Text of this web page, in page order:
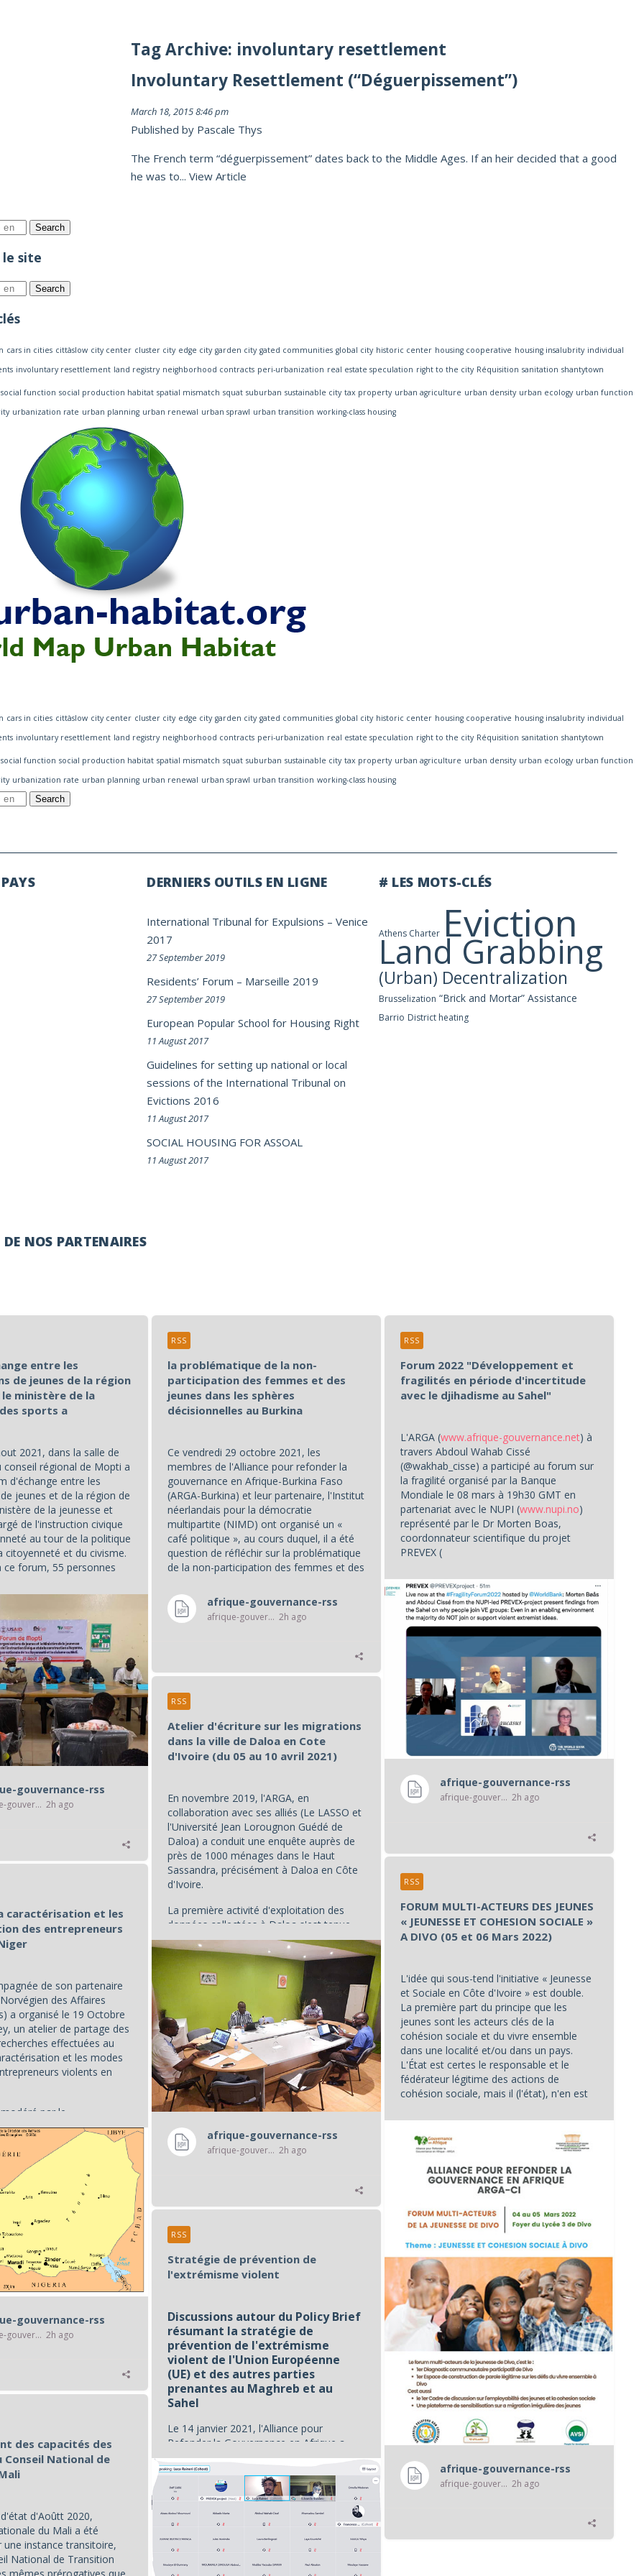
Tag Archive: involuntary resettlement
Involuntary Resettlement (“Déguerpissement”)
March 18, 2015 8:46 pm
Published by Pascale Thys
The French term “déguerpissement” dates back to the Middle Ages. If an heir decided that a good
he was to... View Article
Search
le site
Search
cars in cities cittàslow city center cluster city edge city garden city gated communities global city historic center housing cooperative housing insalubrity individual
involuntary resettlement land registry neighborhood contracts peri-urbanization real estate speculation right to the city Réquisition sanitation shantytown
social function social production habitat spatial mismatch squat suburban sustainable city tax property urban agriculture urban density urban ecology urban function
urbanization rate urban planning urban renewal urban sprawl urban transition working-class housing
cars in cities cittàslow city center cluster city edge city garden city gated communities global city historic center housing cooperative housing insalubrity individual
involuntary resettlement land registry neighborhood contracts peri-urbanization real estate speculation right to the city Réquisition sanitation shantytown
social function social production habitat spatial mismatch squat suburban sustainable city tax property urban agriculture urban density urban ecology urban function
urbanization rate urban planning urban renewal urban sprawl urban transition working-class housing
Search
DERNIERS OUTILS EN LIGNE
International Tribunal for Expulsions – Venice
2017
27 September 2019
Residents’ Forum – Marseille 2019
27 September 2019
European Popular School for Housing Right
11 August 2017
Guidelines for setting up national or local
sessions of the International Tribunal on
Evictions 2016
11 August 2017
SOCIAL HOUSING FOR ASSOAL
11 August 2017
# LES MOTS-CLÉS
Athens Charter Eviction
Land Grabbing
(Urban) Decentralization
Brusselization “Brick and Mortar” Assistance
Barrio District heating
NOS PARTENAIRES
entre les
de jeunes de la région
ministère de la
sports a
2021, dans la salle de
conseil régional de Mopti a
d'échange entre les
jeunes et de la région de
de la jeunesse et
de l'instruction civique
au tour de la politique
citoyenneté et du civisme.
ce forum, 55 personnes
gouvernance-rss
afrique-gouvernance-rss 2h ago
la problématique de la non-
participation des femmes et des
jeunes dans les sphères
décisionnelles au Burkina
Ce vendredi 29 octobre 2021, les
membres de l'Alliance pour refonder la
gouvernance en Afrique-Burkina Faso
(ARGA-Burkina) et leur partenaire, l'Institut
néerlandais pour la démocratie
multipartite (NIMD) ont organisé un «
café politique », au cours duquel, il a été
question de réfléchir sur la problématique
de la non-participation des femmes et des
...
afrique-gouvernance-rss
afrique-gouvernance-rss 2h ago
RSS
Forum 2022 "Développement et
fragilités en période d'incertitude
avec le djihadisme au Sahel"
L'ARGA (www.afrique-gouvernance.net) à
travers Abdoul Wahab Cissé
(@wakhab_cisse) a participé au forum sur
la fragilité organisé par la Banque
Mondiale le 08 mars à 19h30 GMT en
partenariat avec le NUPI (www.nupi.no)
représenté par le Dr Morten Boas,
coordonnateur scientifique du projet
PREVEX (
afrique-gouvernance-rss
afrique-gouvernance-rss 2h ago
RSS
Atelier d'écriture sur les migrations
dans la ville de Daloa en Cote
d'Ivoire (du 05 au 10 avril 2021)
En novembre 2019, l'ARGA, en
collaboration avec ses alliés (Le LASSO et
l'Université Jean Lorougnon Guédé de
Daloa) a conduit une enquête auprès de
près de 1000 ménages dans le Haut
Sassandra, précisément à Daloa en Côte
d'Ivoire.
La première activité d'exploitation des
données collectées à Daloa s'est tenue...
afrique-gouvernance-rss
afrique-gouvernance-rss 2h ago
RSS
FORUM MULTI-ACTEURS DES JEUNES
« JEUNESSE ET COHESION SOCIALE »
A DIVO (05 et 06 Mars 2022)
L'idée qui sous-tend l'initiative « Jeunesse
et Sociale en Côte d'Ivoire » est double.
La première part du principe que les
jeunes sont les acteurs clés de la
cohésion sociale et du vivre ensemble
dans une localité et/ou dans un pays.
L'État est certes le responsable et le
fédérateur légitime des actions de
cohésion sociale, mais il (l'état), n'en est
afrique-gouvernance-rss
afrique-gouvernance-rss 2h ago
RSS
caractérisation et les
des entrepreneurs
de son partenaire
des Affaires
a organisé le 19 Octobre
un atelier de partage des
effectuées au
et les modes
violents en
par le...
gouvernance-rss
afrique-gouvernance-rss 2h ago
Stratégie de prévention de
l'extrémisme violent
Discussions autour du Policy Brief
résumant la stratégie de
prévention de l'extrémisme
violent de l'Union Européenne
(UE) et des autres parties
prenantes au Maghreb et au
Sahel
Le 14 janvier 2021, l'Alliance pour
Refonder la Gouvernance en Afrique a...
RSS
des capacités des
Conseil National de
d'Aoûtt 2020,
du Mali a été
une instance transitoire,
National de Transition